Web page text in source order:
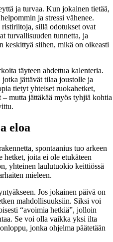
ja turvaa. Kun jokainen tietää,
ja stressi vähenee.
ristiriitoja, sillä odotukset ovat
turvallisuuden tunnetta, ja
keskittyä siihen, mikä on oikeasti
täyteen ahdettua kalenteria.
jättävät tilaa joustolle ja
tietyt yhteiset ruokahetket,
mutta jättäkää myös tyhjiä kohtia
eloa
spontaanius tuo arkeen
hetket, joita ei ole etukäteen
yhteinen laulutuokio keittiössä
mieleen.
Jos jokainen päivä on
mahdollisuuksiin. Siksi voi
“avoimia hetkiä”, jolloin
Se voi olla vaikka yksi ilta
jonka ohjelma päätetään